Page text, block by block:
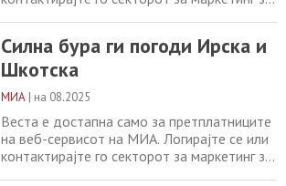
Ирска и Шкотска Во Хелсинки една година
нема жртви во сообраќајни несреќи Почна
концертната сала „Крокус“ во близина на
Москва,
Силна бура ги погоди Ирска и
Шкотска
МИА | на 08.2025
Веста е достапна само за претплатниците
на веб-сервисот на МИА. Логирајте се или
контактирајте го секторот за маркетинг за